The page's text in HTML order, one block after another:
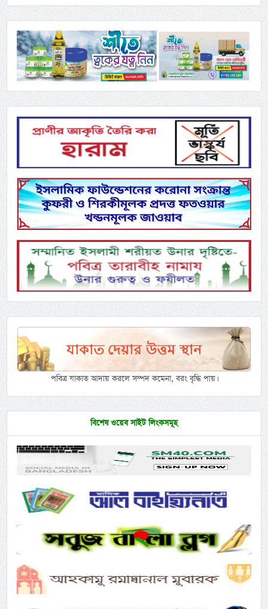
পবিত্র যাকাত আদায় করলে সম্পদ কমেনা, বরং বৃদ্ধি পায়।
বিশেষ ওয়েব সাইট লিংকসমূহ